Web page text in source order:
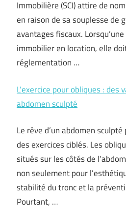
Immobilière (SCI) attire de
en raison de sa souplesse de
avantages fiscaux.
immobilier en location, elle
réglementation …
L’exercice pour obliques : des
abdomen sculpté
Le rêve d’un abdomen
des exercices ciblés. Les
situés sur les côtés de
non seulement pour
stabilité du tronc et la
Pourtant, …